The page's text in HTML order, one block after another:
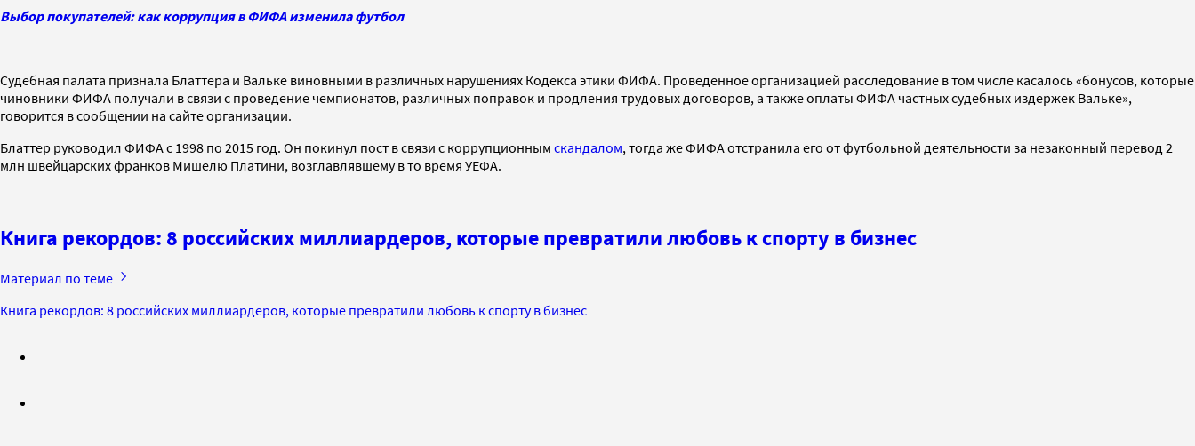
Выбор покупателей: как коррупция в ФИФА изменила футбол
Судебная палата признала Блаттера и Вальке виновными в различных нарушениях Кодекса этики ФИФА. Проведенное организацией расследование в том числе касалось «бонусов, которые
чиновники ФИФА получали в связи с проведение чемпионатов, различных поправок и продления трудовых договоров, а также оплаты ФИФА частных судебных издержек Вальке»,
говорится в сообщении на сайте организации.
Блаттер руководил ФИФА с 1998 по 2015 год. Он покинул пост в связи с коррупционным скандалом, тогда же ФИФА отстранила его от футбольной деятельности за незаконный перевод 2
млн швейцарских франков Мишелю Платини, возглавлявшему в то время УЕФА.
Книга рекордов: 8 российских миллиардеров, которые превратили любовь к спорту в бизнес
Материал по теме
Книга рекордов: 8 российских миллиардеров, которые превратили любовь к спорту в бизнес